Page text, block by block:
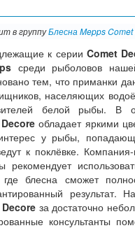
в группуБлесна Mepps
к серии Comet
среди рыболовов
тем, что приманки
населяющих
белой рыбы. В
обладает яркими
у рыбы,
к поклёвке. Компания-
блесна сможет
результат.
за достаточно
консультанты